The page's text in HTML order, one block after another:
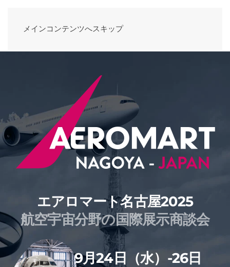
メインコンテンツへスキップ
エアロマート名古屋2025
航空宇宙分野の国際展示商談会
2025年9月24日（水）-26日